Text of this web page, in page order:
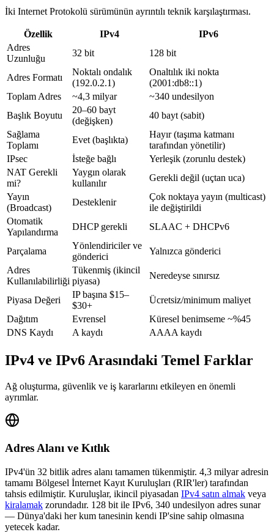
İki Internet Protokolü sürümünün ayrıntılı teknik karşılaştırması.
Özellik IPv4
IPv6
Adres
Uzunluğu
32 bit 128 bit
Adres Formatı
Noktalı ondalık
(192.0.2.1)
Onaltılık iki nokta
(2001:db8::1)
Toplam Adres
~4,3 milyar
~340 undesilyon
Başlık Boyutu
20–60 bayt
(değişken)
40 bayt (sabit)
Sağlama
Toplamı
Evet (başlıkta)
Hayır (taşıma katmanı
tarafından yönetilir)
IPsec
İsteğe bağlı
Yerleşik (zorunlu destek)
NAT Gerekli
mi?
Yaygın olarak
kullanılır
Gerekli değil (uçtan uca)
Yayın
(Broadcast)
Desteklenir
Çok noktaya yayın (multicast)
ile değiştirildi
Otomatik
Yapılandırma
DHCP gerekli SLAAC + DHCPv6
Parçalama
Yönlendiriciler ve
gönderici
Yalnızca gönderici
Adres
Kullanılabilirliği
Tükenmiş (ikincil
piyasa)
Neredeyse sınırsız
Piyasa Değeri
IP başına $15–
$30+
Ücretsiz/minimum maliyet
Dağıtım
Evrensel
Küresel benimseme ~%45
DNS Kaydı
A kaydı AAAA kaydı
IPv4 ve IPv6 Arasındaki Temel Farklar
Ağ oluşturma, güvenlik ve iş kararlarını etkileyen en önemli
ayrımlar.
Adres Alanı ve Kıtlık
IPv4'ün 32 bitlik adres alanı tamamen tükenmiştir. 4,3 milyar adresin
tamamı Bölgesel İnternet Kayıt Kuruluşları (RIR'ler) tarafından
tahsis edilmiştir. Kuruluşlar, ikincil piyasadan IPv4 satın almak veya
kiralamak zorundadır. 128 bit ile IPv6, 340 undesilyon adres sunar
— Dünya'daki her kum tanesinin kendi IP'sine sahip olmasına
yetecek kadar.